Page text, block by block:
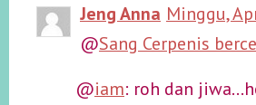
Jeng Anna Minggu,
@Sang Cerpenis
@iam: roh dan